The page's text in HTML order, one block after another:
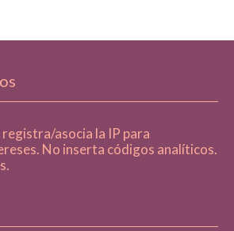
asocia la IP para
No inserta códigos analíticos.